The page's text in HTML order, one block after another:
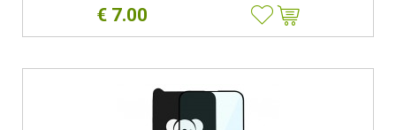
€ 7.00